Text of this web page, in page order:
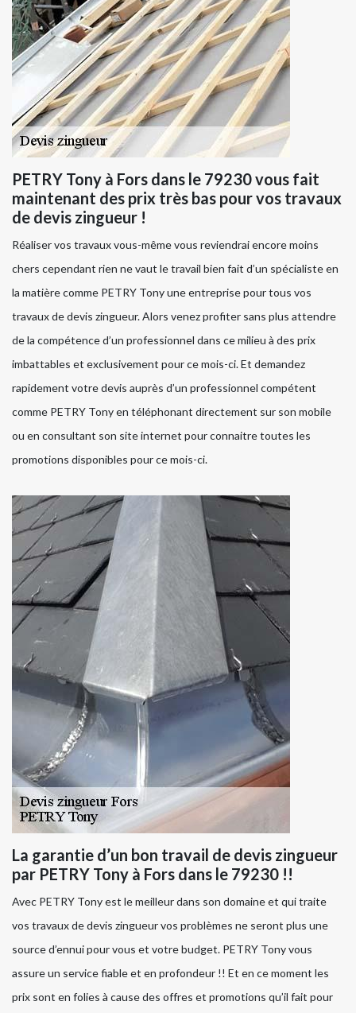
PETRY Tony à Fors dans le 79230 vous fait
maintenant des prix très bas pour vos travaux
de devis zingueur !
Réaliser vos travaux vous-même vous reviendrai encore moins
chers cependant rien ne vaut le travail bien fait d’un spécialiste en
la matière comme PETRY Tony une entreprise pour tous vos
travaux de devis zingueur. Alors venez profiter sans plus attendre
de la compétence d’un professionnel dans ce milieu à des prix
imbattables et exclusivement pour ce mois-ci. Et demandez
rapidement votre devis auprès d’un professionnel compétent
comme PETRY Tony en téléphonant directement sur son mobile
ou en consultant son site internet pour connaitre toutes les
promotions disponibles pour ce mois-ci.
La garantie d’un bon travail de devis zingueur
par PETRY Tony à Fors dans le 79230 !!
Avec PETRY Tony est le meilleur dans son domaine et qui traite
vos travaux de devis zingueur vos problèmes ne seront plus une
source d’ennui pour vous et votre budget. PETRY Tony vous
assure un service fiable et en profondeur !! Et en ce moment les
prix sont en folies à cause des offres et promotions qu’il fait pour